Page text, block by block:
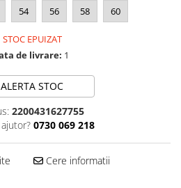
54 56 58 60
STOC EPUIZAT
de livrare: 1
ALERTA STOC
2200431627755
0730 069 218
Cere informatii